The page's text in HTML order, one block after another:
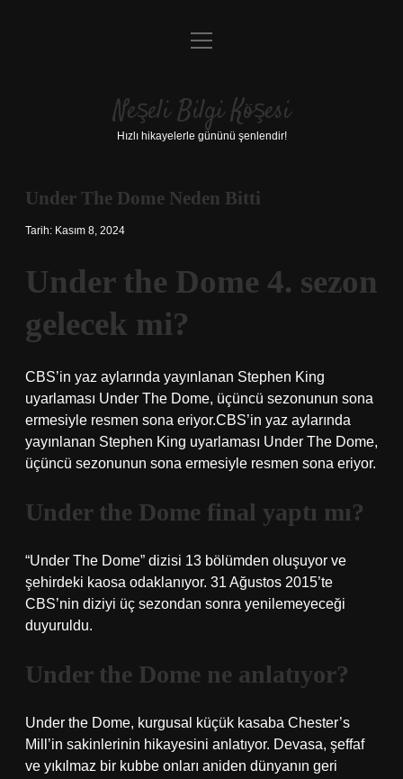
Anasayfa
Yasal Uyarı
menüyü
Neşeli Bilgi Köşesi
Hızlı hikayelerle gününü şenlendir!
Under The Dome Neden Bitti
Tarih: Kasım 8, 2024
Under the Dome 4. sezon
gelecek mi?
CBS’in yaz aylarında yayınlanan Stephen King
uyarlaması Under The Dome, üçüncü sezonunun sona
ermesiyle resmen sona eriyor.CBS’in yaz aylarında
yayınlanan Stephen King uyarlaması Under The Dome,
üçüncü sezonunun sona ermesiyle resmen sona eriyor.
Under the Dome final yaptı mı?
“Under The Dome” dizisi 13 bölümden oluşuyor ve
şehirdeki kaosa odaklanıyor. 31 Ağustos 2015’te
CBS’nin diziyi üç sezondan sonra yenilemeyeceği
duyuruldu.
Under the Dome ne anlatıyor?
Under the Dome, kurgusal küçük kasaba Chester’s
Mill’in sakinlerinin hikayesini anlatıyor. Devasa, şeffaf
ve yıkılmaz bir kubbe onları aniden dünyanın geri